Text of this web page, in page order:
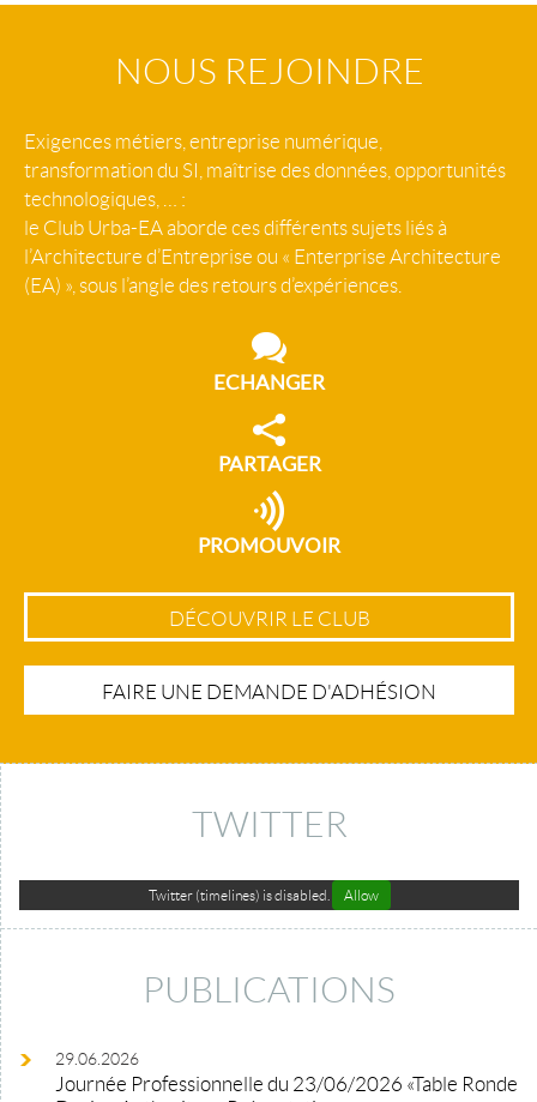
NOUS REJOINDRE
Exigences métiers, entreprise numérique,
transformation du SI, maîtrise des données, opportunités
technologiques, … :
le Club Urba-EA aborde ces différents sujets liés à
l’Architecture d’Entreprise ou « Enterprise Architecture
(EA) », sous l’angle des retours d’expériences.
ECHANGER
PARTAGER
PROMOUVOIR
DÉCOUVRIR LE CLUB
FAIRE UNE DEMANDE D'ADHÉSION
TWITTER
Twitter (timelines) is disabled. Allow
PUBLICATIONS
29.06.2026
Journée Professionnelle du 23/06/2026 «Table Ronde